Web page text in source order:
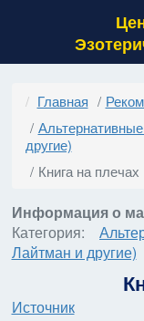
Главная
другие)
Книга на плечах
Информация о
Категория:
Лайтман и другие)
Источник